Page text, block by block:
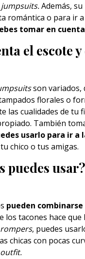
jumpsuits.Además,
romántica o para ir
tomar en
el escote
son variados,
florales o
las cualidades de
También
usarlo para ir a
chico o tus amigas.
puedes usar?
pueden
los tacones hace
rompers, puedes
chicas con pocas
outfit.